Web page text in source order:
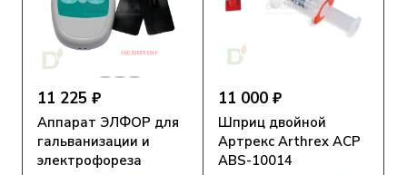
11 225 ₽
Аппарат ЭЛФОР для
гальванизации и
электрофореза
11 000 ₽
Шприц двойной
Артрекс Arthrex ACP
ABS-10014